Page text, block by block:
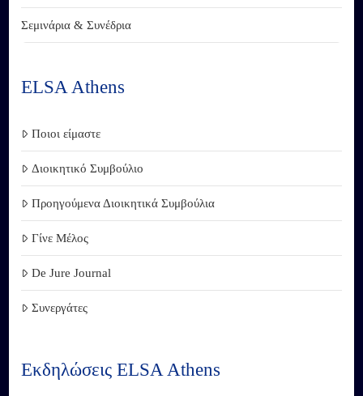
Σεμινάρια & Συνέδρια
ELSA Athens
Ποιοι είμαστε
Διοικητικό Συμβούλιο
Προηγούμενα Διοικητικά Συμβούλια
Γίνε Μέλος
De Jure Journal
Συνεργάτες
Εκδηλώσεις ELSA Athens